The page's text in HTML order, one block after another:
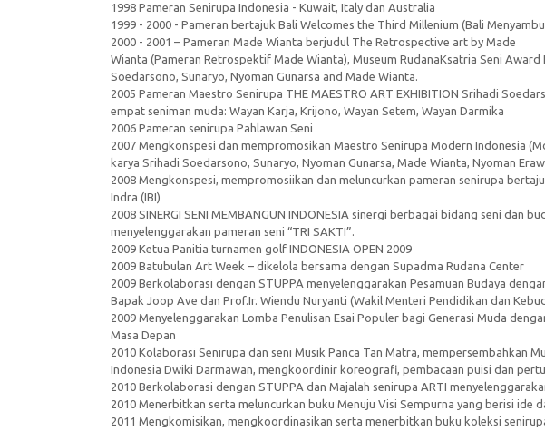
1998 Pameran Senirupa Indonesia - Kuwait, Italy dan Australia
1999 - 2000 - Pameran bertajuk Bali Welcomes the Third Millenium (Bali
2000 - 2001 – Pameran Made Wianta berjudul The Retrospective art by Made
Wianta (Pameran Retrospektif Made Wianta), Museum RudanaKsatria Seni
Soedarsono, Sunaryo, Nyoman Gunarsa and Made Wianta.
2005 Pameran Maestro Senirupa THE MAESTRO ART EXHIBITION Srihadi
empat seniman muda: Wayan Karja, Krijono, Wayan Setem, Wayan Darmika
2006 Pameran senirupa Pahlawan Seni
2007 Mengkonspesi dan mempromosikan Maestro Senirupa Modern Indonesia
karya Srihadi Soedarsono, Sunaryo, Nyoman Gunarsa, Made Wianta, Nyoman
2008 Mengkonspesi, mempromosiikan dan meluncurkan pameran senirupa
Indra (IBI)
2008 SINERGI SENI MEMBANGUN INDONESIA sinergi berbagai bidang seni dan
menyelenggarakan pameran seni “TRI SAKTI”.
2009 Ketua Panitia turnamen golf INDONESIA OPEN 2009
2009 Batubulan Art Week – dikelola bersama dengan Supadma Rudana Center
2009 Berkolaborasi dengan STUPPA menyelenggarakan Pesamuan Budaya
Bapak Joop Ave dan Prof.Ir. Wiendu Nuryanti (Wakil Menteri Pendidikan dan
2009 Menyelenggarakan Lomba Penulisan Esai Populer bagi Generasi Muda
Masa Depan
2010 Kolaborasi Senirupa dan seni Musik Panca Tan Matra, mempersembahkan
Indonesia Dwiki Darmawan, mengkoordinir koreografi, pembacaan puisi dan
2010 Berkolaborasi dengan STUPPA dan Majalah senirupa ARTI
2010 Menerbitkan serta meluncurkan buku Menuju Visi Sempurna yang berisi ide
2011 Mengkomisikan, mengkoordinasikan serta menerbitkan buku koleksi